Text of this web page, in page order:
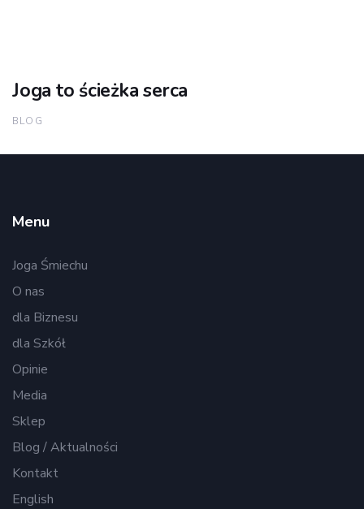
Joga to ścieżka serca
BLOG
Menu
Joga Śmiechu
O nas
dla Biznesu
dla Szkół
Opinie
Media
Sklep
Blog / Aktualności
Kontakt
English